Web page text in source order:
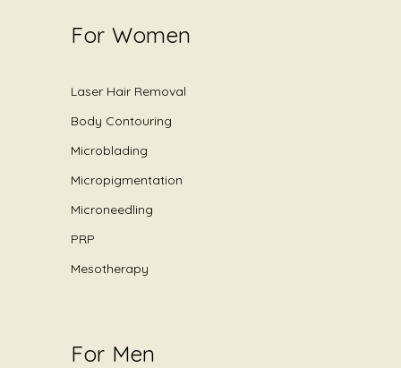
For Women
Laser Hair Removal
Body Contouring
Microblading
Micropigmentation
Microneedling
PRP
Mesotherapy
For Men